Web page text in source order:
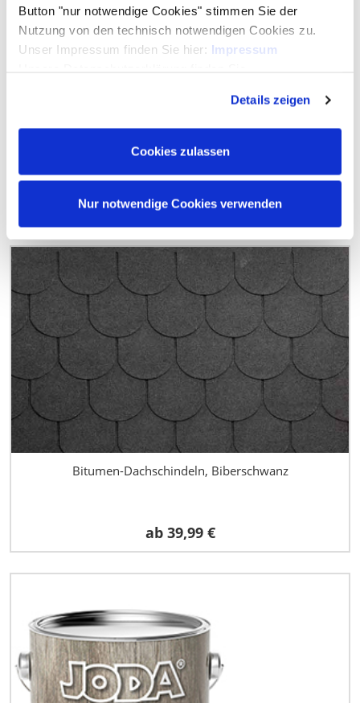
Button "nur notwendige Cookies" stimmen Sie der
Nutzung von den technisch notwendigen Cookies zu.
Unser Impressum finden Sie hier: Impressum
Details zeigen
Cookies zulassen
Nur notwendige Cookies verwenden
Bitumen-Dachschindeln, Rechteck
ab39,99 €
Bitumen-Dachschindeln, Biberschwanz
ab 39,99 €